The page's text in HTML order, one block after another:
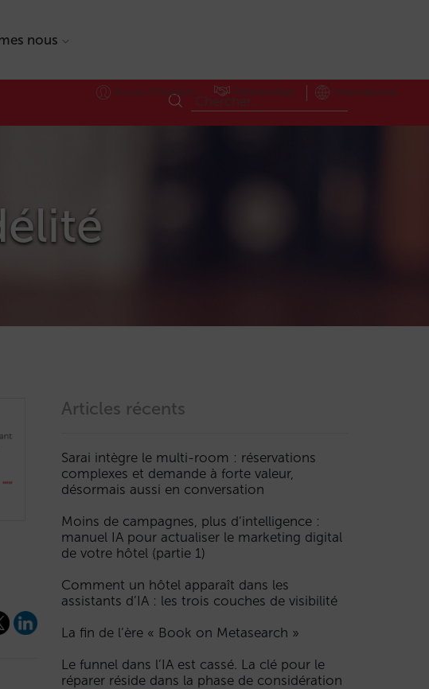
nous
Accès Hôteliers Partnerships International
Articles récents
Sarai intègre le multi-room : réservations
complexes et demande à forte valeur,
désormais aussi en conversation
Moins de campagnes, plus d’intelligence :
manuel IA pour actualiser le marketing digital
de votre hôtel (partie 1)
Comment un hôtel apparaît dans les
assistants d’IA : les trois couches de visibilité
La fin de l’ère « Book on Metasearch »
Le funnel dans l’IA est cassé. La clé pour le
réparer réside dans la phase de considération